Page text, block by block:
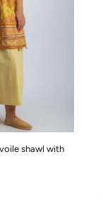
shawl with